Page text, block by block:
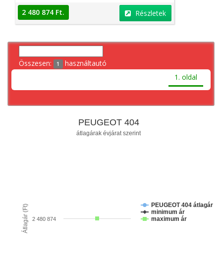
2 480 874 Ft. Részletek
Összesen: 1
használtautó
1. oldal
Átlagár (Ft)
PEUGEOT 404
átlagárak évjárat szerint
PEUGEOT 404 átlagár
minimum ár
maximum ár
2 480 874